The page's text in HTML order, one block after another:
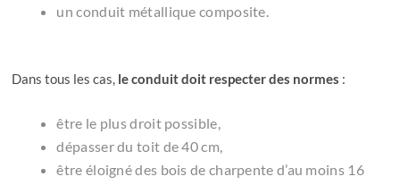
un conduit métallique composite.
Dans tous les cas, le conduit doit respecter des normes :
être le plus droit possible,
dépasser du toit de 40 cm,
être éloigné des bois de charpente d’au moins 16